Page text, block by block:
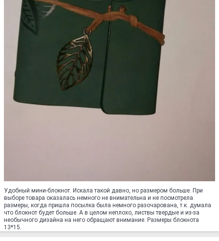
Удобный мини-блокнот. Искала такой давно, но размером больше. При
выборе товара оказалась немного не внимательна и не посмотрела
размеры, когда пришла посылка была немного разочарована, т.к. думала
что блокнот будет больше. А в целом неплохо, листвы твердые и из-за
необычного дизайна на него обращают внимание. Размеры блокнота
13*15.